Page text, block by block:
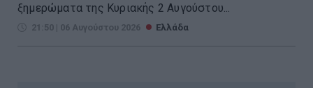
ξημερώματα της Κυριακής 2 Αυγούστου...
21:50 | 06 Αυγούστου 2026 Ελλάδα